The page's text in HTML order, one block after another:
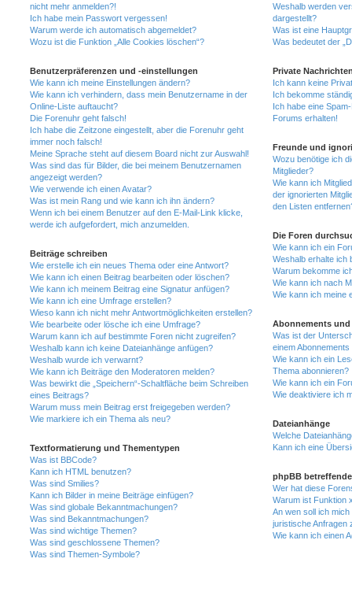
nicht mehr anmelden?!
Ich habe mein Passwort vergessen!
Warum werde ich automatisch abgemeldet?
Wozu ist die Funktion „Alle Cookies löschen“?
Benutzerpräferenzen und -einstellungen
Wie kann ich meine Einstellungen ändern?
Wie kann ich verhindern, dass mein Benutzername in der
Online-Liste auftaucht?
Die Forenuhr geht falsch!
Ich habe die Zeitzone eingestellt, aber die Forenuhr geht
immer noch falsch!
Meine Sprache steht auf diesem Board nicht zur Auswahl!
Was sind das für Bilder, die bei meinem Benutzernamen
angezeigt werden?
Wie verwende ich einen Avatar?
Was ist mein Rang und wie kann ich ihn ändern?
Wenn ich bei einem Benutzer auf den E-Mail-Link klicke,
werde ich aufgefordert, mich anzumelden.
Beiträge schreiben
Wie erstelle ich ein neues Thema oder eine Antwort?
Wie kann ich einen Beitrag bearbeiten oder löschen?
Wie kann ich meinem Beitrag eine Signatur anfügen?
Wie kann ich eine Umfrage erstellen?
Wieso kann ich nicht mehr Antwortmöglichkeiten erstellen?
Wie bearbeite oder lösche ich eine Umfrage?
Warum kann ich auf bestimmte Foren nicht zugreifen?
Weshalb kann ich keine Dateianhänge anfügen?
Weshalb wurde ich verwarnt?
Wie kann ich Beiträge den Moderatoren melden?
Was bewirkt die „Speichern“-Schaltfläche beim Schreiben
eines Beitrags?
Warum muss mein Beitrag erst freigegeben werden?
Wie markiere ich ein Thema als neu?
Textformatierung und Thementypen
Was ist BBCode?
Kann ich HTML benutzen?
Was sind Smilies?
Kann ich Bilder in meine Beiträge einfügen?
Was sind globale Bekanntmachungen?
Was sind Bekanntmachungen?
Was sind wichtige Themen?
Was sind geschlossene Themen?
Was sind Themen-Symbole?
Weshalb werden
dargestellt?
Was ist eine
Was bedeutet der
Private
Ich kann keine
Ich bekomme
Ich habe eine
Forums erhalten!
Freunde und
Wozu benötige ich
Mitglieder?
Wie kann ich
der ignorierten
den Listen
Die Foren
Wie kann ich ein
Weshalb erhalte ich
Warum bekomme
Wie kann ich nach
Wie kann ich meine
Abonnements und
Was ist der
einem
Wie kann ich ein
Thema abonnieren?
Wie kann ich ein
Wie deaktiviere ich
Dateianhänge
Welche
Kann ich eine
phpBB
Wer hat diese
Warum ist Funktion
An wen soll ich
juristische Anfragen
Wie kann ich einen